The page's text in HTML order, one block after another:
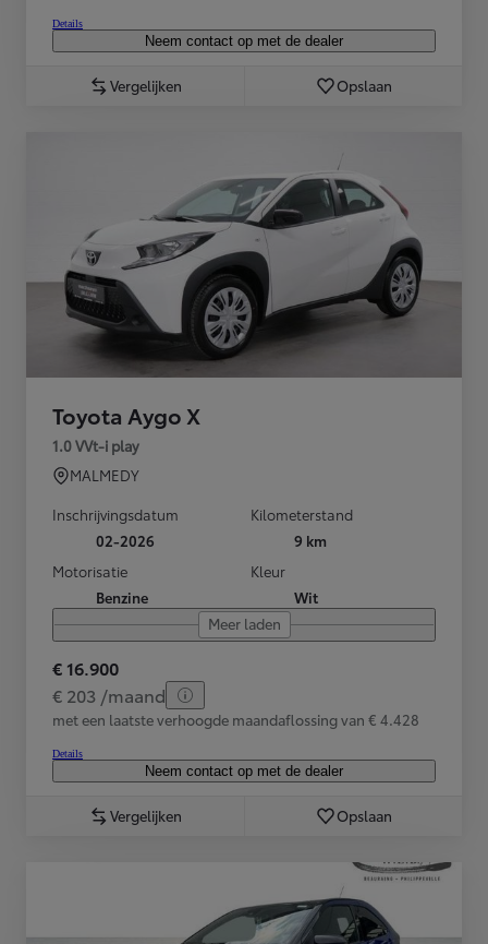
Details
Neem contact op met de dealer
Vergelijken Opslaan
Toyota Aygo X
1.0 VVt-i play
MALMEDY
Inschrijvingsdatum
02-2026
Kilometerstand
9 km
Motorisatie
Benzine
Kleur
Wit
Meer laden
€ 16.900
€ 203 /maand
met een laatste verhoogde maandaflossing van € 4.428
Details
Neem contact op met de dealer
Vergelijken Opslaan